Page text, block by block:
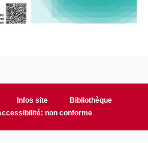
Infos site
Bibliothèque
non conforme